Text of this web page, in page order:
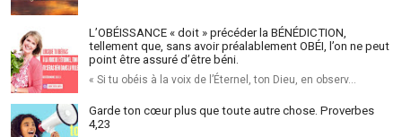
L’OBÉISSANCE « doit » précéder la BÉNÉDICTION,
tellement que, sans avoir préalablement OBÉI, l’on ne peut
point être assuré d’être béni.
« Si tu obéis à la voix de l’Éternel, ton Dieu, en observ…
Garde ton cœur plus que toute autre chose. Proverbes
4,23